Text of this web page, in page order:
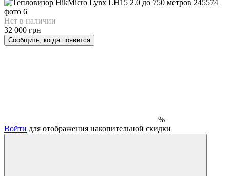
Нет в наличии
32 000 грн
Сообщить, когда появится
%
Войти для отображения накопительной скидки